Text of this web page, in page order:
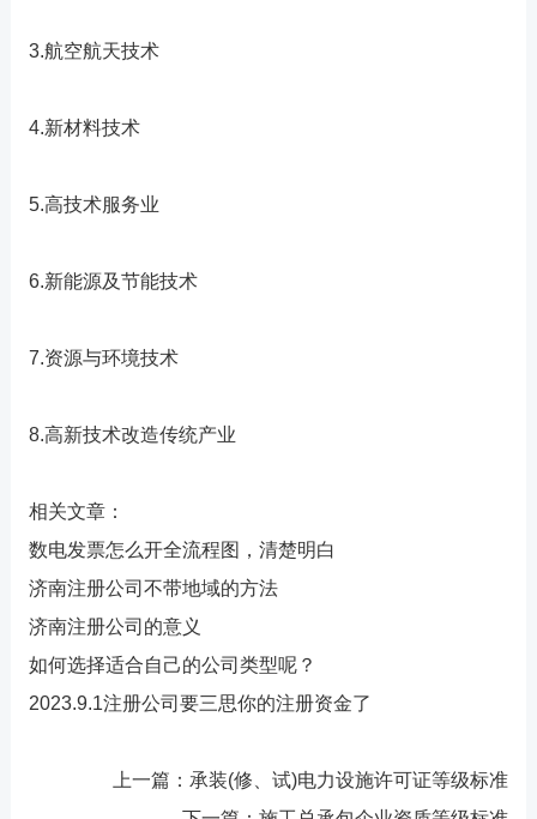
3.航空航天技术
4.新材料技术
5.高技术服务业
6.新能源及节能技术
7.资源与环境技术
8.高新技术改造传统产业
相关文章：
数电发票怎么开全流程图，清楚明白
济南注册公司不带地域的方法
济南注册公司的意义
如何选择适合自己的公司类型呢？
2023.9.1注册公司要三思你的注册资金了
上一篇： 承装(修、试)电力设施许可证等级标准